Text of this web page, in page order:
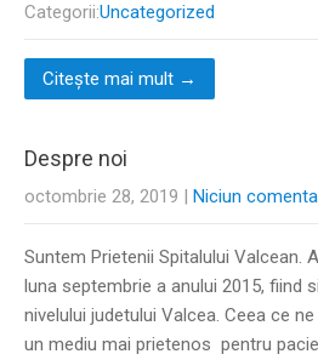
Categorii:Uncategorized
Citește mai mult →
Despre noi
octombrie 28, 2019 | Niciun
Suntem Prietenii Spitalului Valcean.
luna septembrie a anului 2015, fiind
nivelului judetului Valcea. Ceea ce
un mediu mai prietenos pentru